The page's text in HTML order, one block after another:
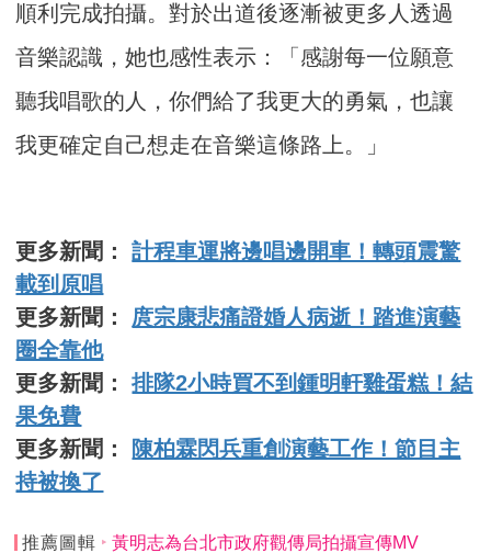
順利完成拍攝。對於出道後逐漸被更多人透過
音樂認識，她也感性表示：「感謝每一位願意
聽我唱歌的人，你們給了我更大的勇氣，也讓
我更確定自己想走在音樂這條路上。」
更多新聞：計程車運將邊唱邊開車！轉頭震驚
載到原唱
更多新聞： 庹宗康悲痛證婚人病逝！踏進演藝
圈全靠他
更多新聞：排隊2小時買不到鍾明軒雞蛋糕！結
果免費
更多新聞：
陳柏霖閃兵重創演藝工作！節目主
持被換了
推薦圖輯 黃明志為台北市政府觀傳局拍攝宣傳MV